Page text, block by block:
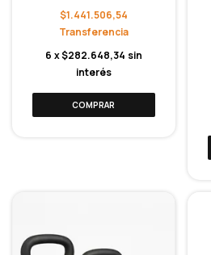
$1.441.506,54
6 x$282.648,34 sin
interés